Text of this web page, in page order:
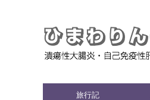
旅行記